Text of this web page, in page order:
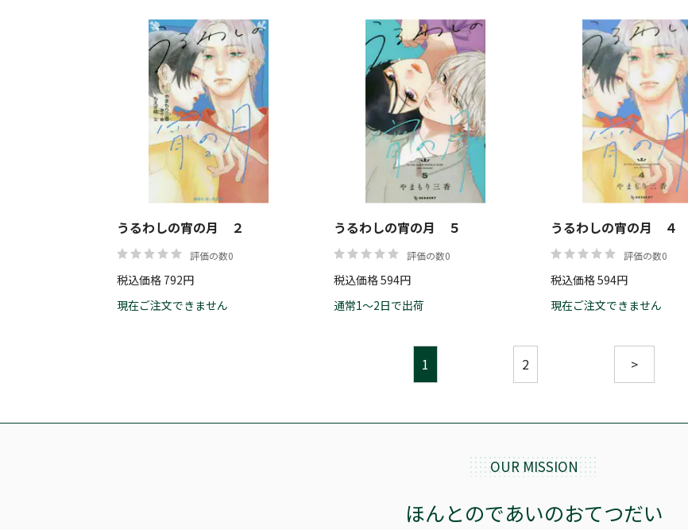
うるわしの宵の月 ２
評価の数0
税込価格 792円
現在ご注文できません
うるわしの宵の月 ５
評価の数0
税込価格 594円
通常1～2日で出荷
うるわしの宵の月 ４
評価の数0
税込価格 594円
現在ご注文できません
1 2 >
OUR MISSION
ほんとのであいのおてつだい